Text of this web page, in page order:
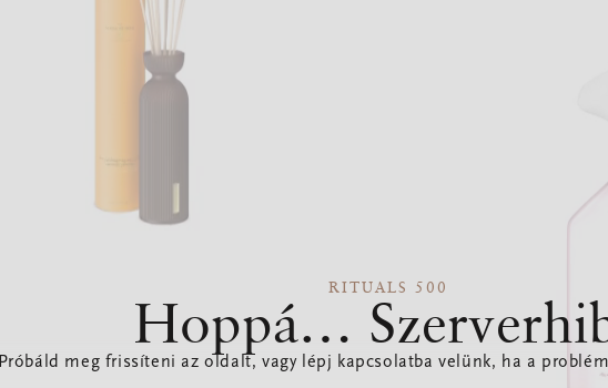
RITUALS 500
Hoppá…
Próbáld meg frissíteni az oldalt, vagy lépj kapcsolatba velünk, ha a